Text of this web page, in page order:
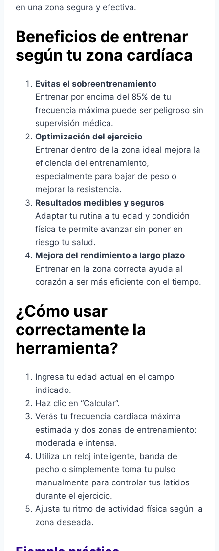
en una zona segura y efectiva.
Beneficios de entrenar
según tu zona cardíaca
Evitas el sobreentrenamiento
Entrenar por encima del 85% de tu
frecuencia máxima puede ser peligroso sin
supervisión médica.
Optimización del ejercicio
Entrenar dentro de la zona ideal mejora la
eficiencia del entrenamiento,
especialmente para bajar de peso o
mejorar la resistencia.
Resultados medibles y seguros
Adaptar tu rutina a tu edad y condición
física te permite avanzar sin poner en
riesgo tu salud.
Mejora del rendimiento a largo plazo
Entrenar en la zona correcta ayuda al
corazón a ser más eficiente con el tiempo.
¿Cómo usar
correctamente la
herramienta?
Ingresa tu edad actual en el campo
indicado.
Haz clic en “Calcular”.
Verás tu frecuencia cardíaca máxima
estimada y dos zonas de entrenamiento:
moderada e intensa.
Utiliza un reloj inteligente, banda de
pecho o simplemente toma tu pulso
manualmente para controlar tus latidos
durante el ejercicio.
Ajusta tu ritmo de actividad física según la
zona deseada.